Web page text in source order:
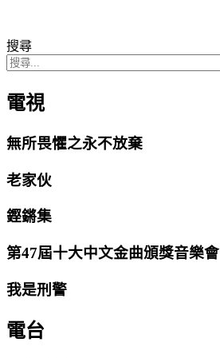
搜尋
電視
無所畏懼之永不放棄
老家伙
鏗鏘集
第47屆十大中文金曲頒獎音樂會
我是刑警
電台